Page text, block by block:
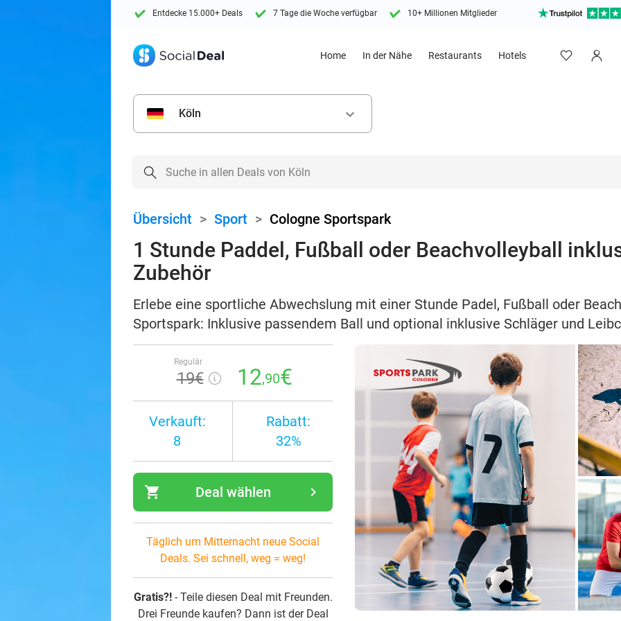
Entdecke 15.000+ Deals 7 Tage die Woche verfügbar 10+ Millionen Mitglieder
Home In der Nähe Restaurants Hotels
Köln keyboard_arrow_down
Übersicht > Sport > Cologne Sportspark
1 Stunde Paddel, Fußball oder Beachvolleyball
Zubehör
Erlebe eine sportliche Abwechslung mit einer Stunde Padel, Fußball oder
Sportspark: Inklusive passendem Ball und optional inklusive Schläger und
Regulär
19€ 12,90€
Verkauft:
8
Rabatt:
32%
shopping_cart navigate_next
Deal wählen
Täglich um Mitternacht neue Social
Deals. Sei schnell, weg = weg!
Gratis?!- Teile diesen Deal mit Freunden.
Drei Freunde kaufen? Dann ist der Deal